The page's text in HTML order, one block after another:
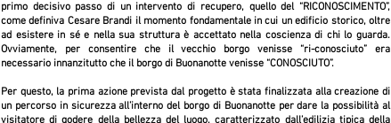
primo decisivo passo di un intervento di recupero, quello del “RICONOSCIMENTO”,
come definiva Cesare Brandi il momento fondamentale in cui un edificio storico, oltre
ad esistere in sé e nella sua struttura è accettato nella coscienza di chi lo guarda.
Ovviamente, per consentire che il vecchio borgo venisse “ri-conosciuto” era
necessario innanzitutto che il borgo di Buonanotte venisse “CONOSCIUTO”.
Per questo, la prima azione prevista dal progetto è stata finalizzata alla creazione di
un percorso in sicurezza all’interno del borgo di Buonanotte per dare la possibilità al
visitatore di godere della bellezza del luogo, caratterizzato dall’edilizia tipica della